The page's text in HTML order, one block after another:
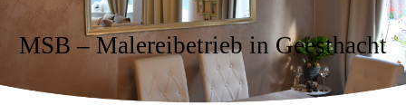
MSB – Malereibetrieb in Geesthacht